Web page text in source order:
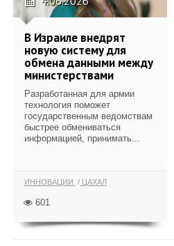
В Израиле внедрят
новую систему для
обмена данными между
министерствами
Разработанная для армии
технология поможет
государственным ведомствам
быстрее обмениваться
информацией, принимать...
ИННОВАЦИИ ЦАХАЛ
601